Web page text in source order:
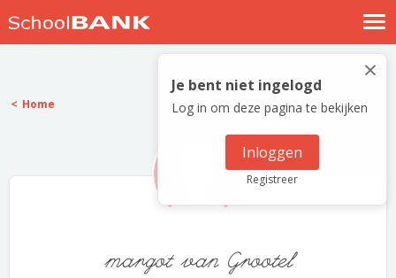
Nostalgische verhalen
Log in
Meld je gratis aan
×
Je bent niet ingelogd
Log in om deze pagina te bekijken
Inloggen
Registreer
Home
margot van Grootel